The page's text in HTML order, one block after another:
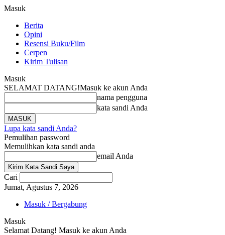
Masuk
Berita
Opini
Resensi Buku/Film
Cerpen
Kirim Tulisan
Masuk
SELAMAT DATANG!Masuk ke akun Anda
nama pengguna
kata sandi Anda
Lupa kata sandi Anda?
Pemulihan password
Memulihkan kata sandi anda
email Anda
Cari
Jumat, Agustus 7, 2026
Masuk / Bergabung
Masuk
Selamat Datang! Masuk ke akun Anda